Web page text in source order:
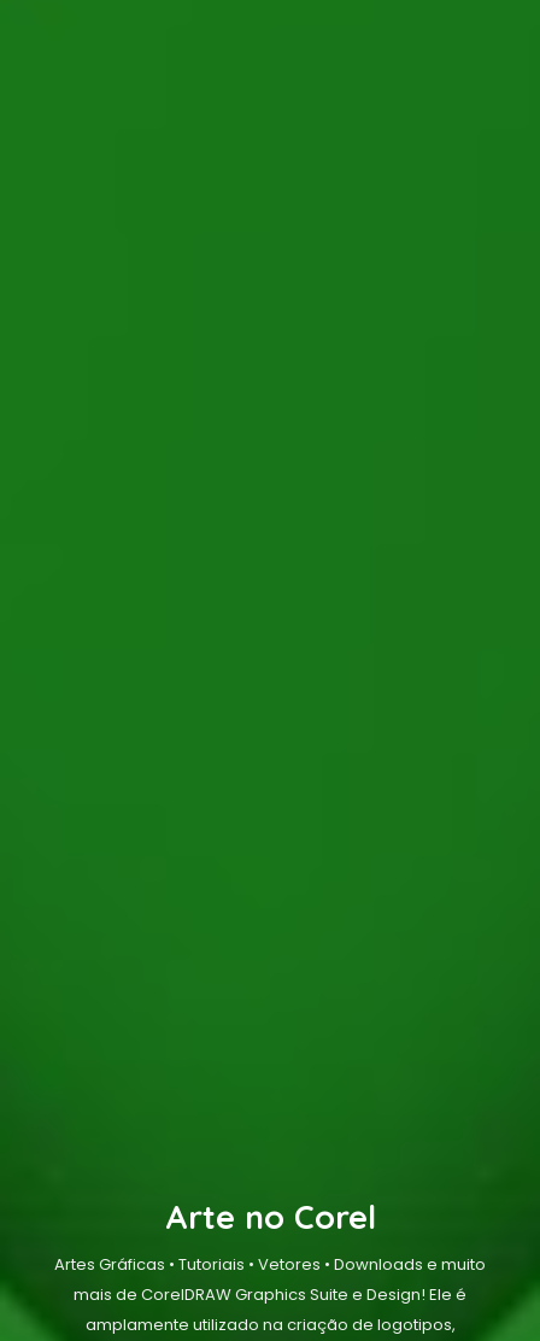
Arte no Corel
Artes Gráficas • Tutoriais • Vetores • Downloads e muito
mais de CorelDRAW Graphics Suite e Design! Ele é
amplamente utilizado na criação de logotipos,